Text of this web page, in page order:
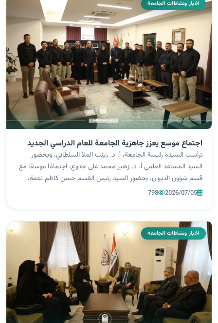
اخبار ونشاطات الجامعة
اجتماع موسع يعزز جاهزية الجامعة للعام الدراسي الجديد
ترأست السيدة رئيسة الجامعة، أ. د. زينب الملا السلطاني، وبحضور
السيد المساعد العلمي أ. د. زهير محمد علي جدوع، اجتماعًا موسعًا مع
قسم شؤون الديوان، بحضور السيد رئيس القسم حسن كاظم نعمة،
وذلك في إطار الاستعدادات للعام الدراسي الجديد، ومتابعة خطط تهيئة
2026/07/05
798
اخبار ونشاطات الجامعة